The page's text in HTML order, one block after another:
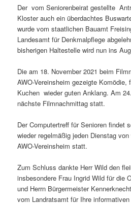
Der vom Seniorenbeirat gestellte
Kloster auch ein überdachtes
wurde vom staatlichen Bauamt
Landesamt für Denkmalpflege
bisherigen Haltestelle wird nun ins
Die am 18. November 2021 beim
AWO-Vereinsheim gezeigte Komödie,
Kuchen wieder guten Anklang. Am
nächste Filmnachmittag statt.
Der Computertreff für Senioren findet
wieder regelmäßig jeden Dienstag
AWO-Vereinsheim statt.
Zum Schluss dankte Herr Wild den
insbesondere Frau Ingrid Wild für die
und Herrn Bürgermeister
vom Landratsamt für Ihre